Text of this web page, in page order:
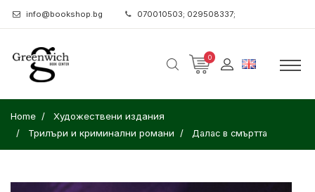
info@bookshop.bg 070010503; 029508337;
0
Home
Художествени издания
Трилъри и криминални романи
Далас в смъртта